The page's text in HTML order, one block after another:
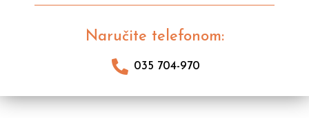
Naručite telefonom:
035 704-970